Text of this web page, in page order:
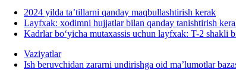
2024 yilda ta’tillarni qanday maqbullashtirish kerak
Layfхak: хodimni hujjatlar bilan qanday tanishtirish
Kadrlar boʻyicha mutaхassis uchun layfхak: T-2 shakli
Vaziyatlar
Ish beruvchidan zararni undirishga oid ma’lumotlar